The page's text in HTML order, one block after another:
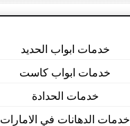
خدمات ابواب الحديد
خدمات ابواب كاست
خدمات الحدادة
خدمات الدهانات في الامارات